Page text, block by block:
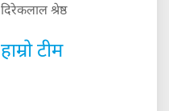
दिरेकलाल श्रेष्ठ
हाम्रो टीम